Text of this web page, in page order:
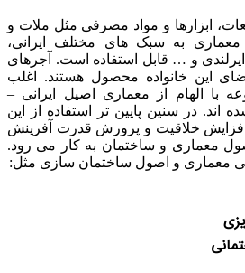
ابزارها و مواد مصرفی مثل ملات و
به سبک های مختلف ایرانی،
و … قابل استفاده است. آجرهای
این خانواده محصول هستند. اغلب
با الهام از معماری اصیل ایرانی –
اند. در سنین پایین تر استفاده از این
خلاقیت و پرورش قدرت آفرینش
معماری و ساختمان به کار می رود.
معماری و اصول ساختمان سازی مثل: